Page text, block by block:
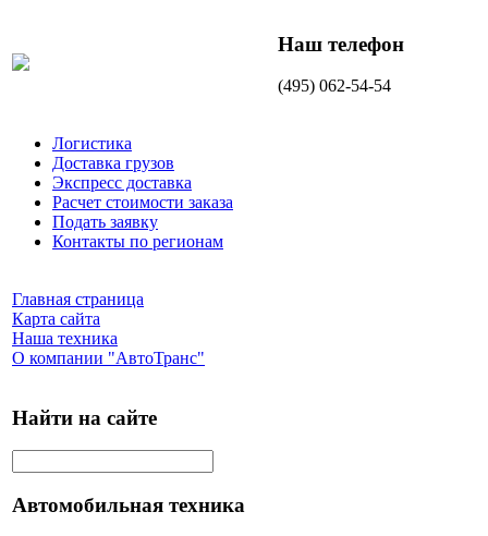
Наш телефон
(495) 062-54-54
Логистика
Доставка грузов
Экспресс доставка
Расчет стоимости заказа
Подать заявку
Контакты по регионам
Главная страница
Карта сайта
Наша техника
О компании "АвтоТранс"
Найти на сайте
Автомобильная техника